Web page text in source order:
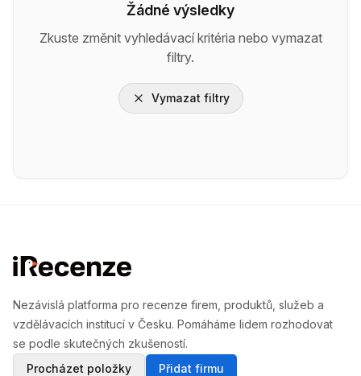
Žádné výsledky
Zkuste změnit vyhledávací kritéria nebo vymazat
filtry.
Vymazat filtry
Nezávislá platforma pro recenze firem, produktů, služeb a
vzdělávacích institucí v Česku. Pomáháme lidem rozhodovat
se podle skutečných zkušeností.
Procházet položky
Přidat firmu